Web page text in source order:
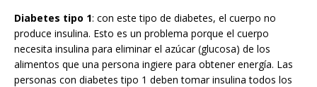
Diabetes tipo 1: con este tipo de diabetes, el cuerpo no
produce insulina. Esto es un problema porque el cuerpo
necesita insulina para eliminar el azúcar (glucosa) de los
alimentos que una persona ingiere para obtener energía. Las
personas con diabetes tipo 1 deben tomar insulina todos los